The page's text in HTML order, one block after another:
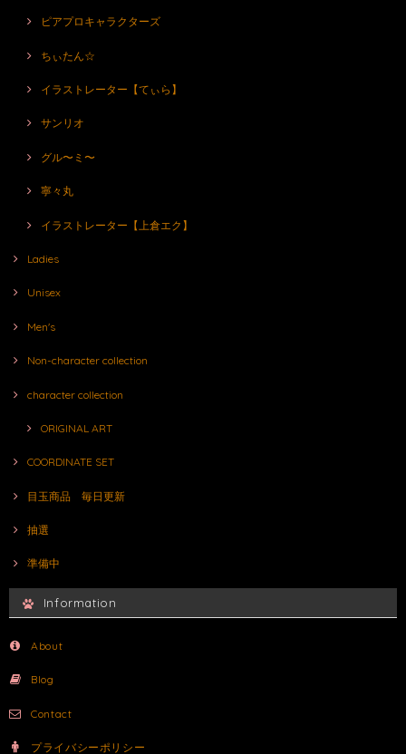
ピアプロキャラクターズ
ちぃたん☆
イラストレーター【てぃら】
サンリオ
グル〜ミ〜
寧々丸
イラストレーター【上倉エク】
Ladies
Unisex
Men's
Non-character collection
character collection
ORIGINAL ART
COORDINATE SET
目玉商品 毎日更新
抽選
準備中
Information
About
Blog
Contact
プライバシーポリシー